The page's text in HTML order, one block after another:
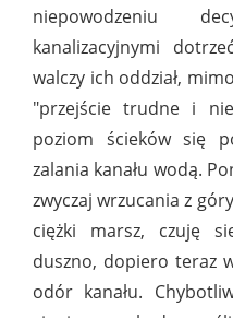
niepowodzeniu
kanalizacyjnymi
walczy ich oddział,
"przejście trudne i
poziom ścieków się
zalania kanału wodą.
zwyczaj wrzucania z
ciężki marsz, czuję
duszno, dopiero teraz
odór kanału.